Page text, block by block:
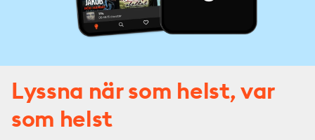
Lyssna när som helst, var
som helst